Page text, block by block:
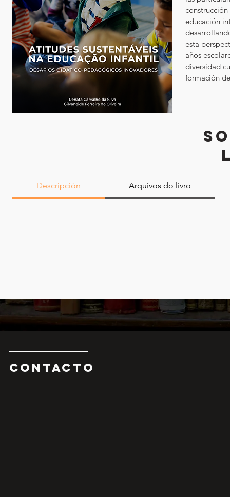
educación
esta
años
diversidad
formación
Descripción Arquivos do livro
CONTAcTO